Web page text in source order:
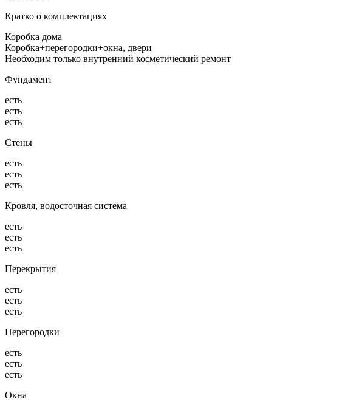
Кратко о комплектациях
Коробка дома
Коробка+перегородки+окна, двери
Необходим только внутренний косметический ремонт
Фундамент
есть
есть
есть
Стены
есть
есть
есть
Кровля, водосточная система
есть
есть
есть
Перекрытия
есть
есть
есть
Перегородки
есть
есть
есть
Окна